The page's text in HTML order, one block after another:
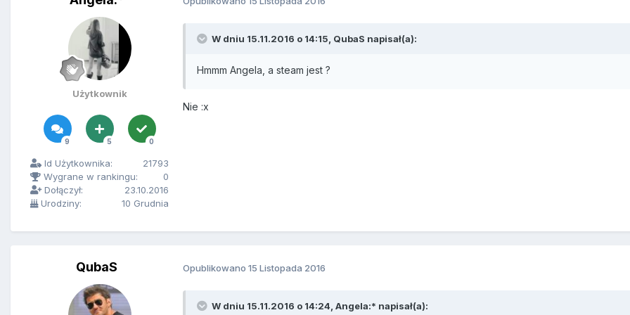
Użytkownik
9 5 0
Id Użytkownika:
21793
Wygrane w rankingu:
0
Dołączył:
23.10.2016
Urodziny:
10 Grudnia
W dniu 15.11.2016 o 14:15, QubaS napisał(a):
Hmmm Angela, a steam jest ?
Nie :x
QubaS Opublikowano 15 Listopada 2016
W dniu 15.11.2016 o 14:24, Angela:* napisał(a):